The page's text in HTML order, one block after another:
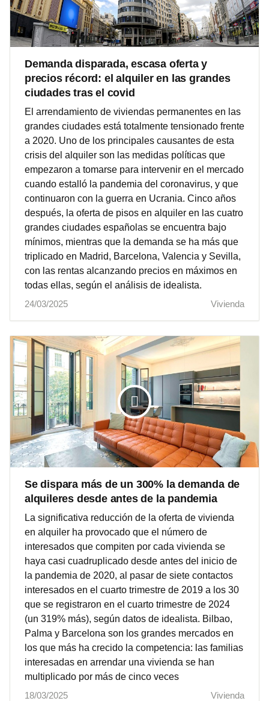
Demanda disparada, escasa oferta y
precios récord: el alquiler en las grandes
ciudades tras el covid
El arrendamiento de viviendas permanentes en las
grandes ciudades está totalmente tensionado frente
a 2020. Uno de los principales causantes de esta
crisis del alquiler son las medidas políticas que
empezaron a tomarse para intervenir en el mercado
cuando estalló la pandemia del coronavirus, y que
continuaron con la guerra en Ucrania. Cinco años
después, la oferta de pisos en alquiler en las cuatro
grandes ciudades españolas se encuentra bajo
mínimos, mientras que la demanda se ha más que
triplicado en Madrid, Barcelona, Valencia y Sevilla,
con las rentas alcanzando precios en máximos en
todas ellas, según el análisis de idealista.
24/03/2025
Vivienda
Se dispara más de un 300% la demanda de
alquileres desde antes de la pandemia
La significativa reducción de la oferta de vivienda
en alquiler ha provocado que el número de
interesados que compiten por cada vivienda se
haya casi cuadruplicado desde antes del inicio de
la pandemia de 2020, al pasar de siete contactos
interesados en el cuarto trimestre de 2019 a los 30
que se registraron en el cuarto trimestre de 2024
(un 319% más), según datos de idealista. Bilbao,
Palma y Barcelona son los grandes mercados en
los que más ha crecido la competencia: las familias
interesadas en arrendar una vivienda se han
multiplicado por más de cinco veces
18/03/2025
Vivienda